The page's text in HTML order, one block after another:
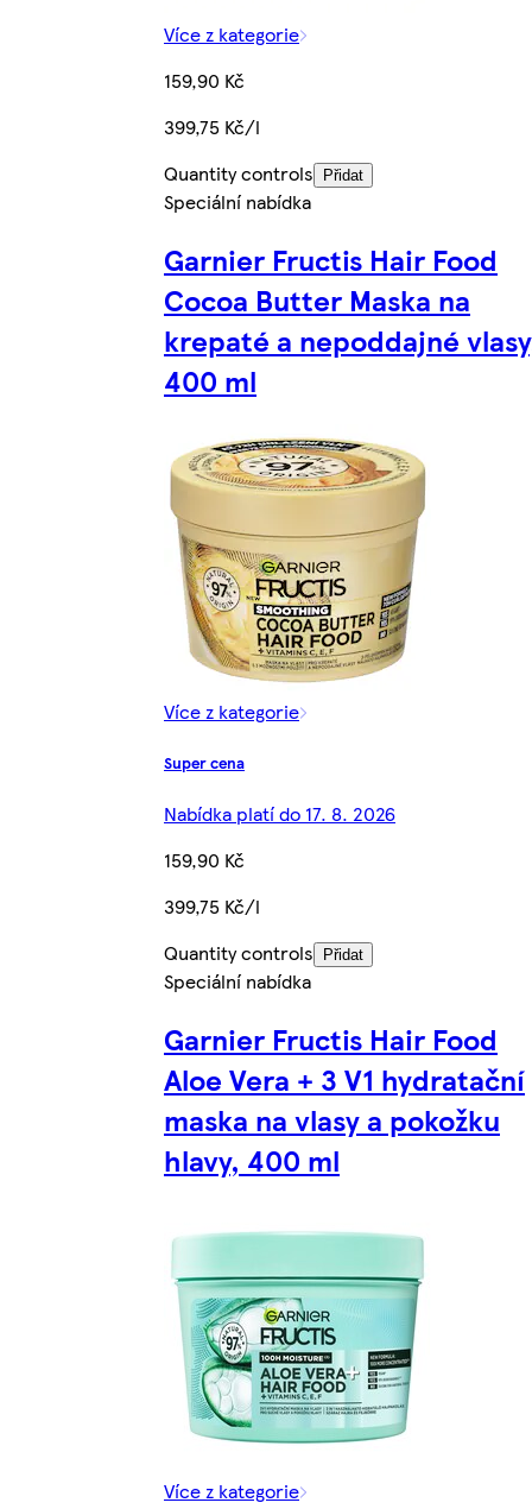
Více z kategorie
159,90 Kč
399,75 Kč/l
Quantity controls
Přidat
Speciální nabídka
Garnier Fructis Hair Food
Cocoa Butter Maska na
krepaté a nepoddajné
400 ml
Více z kategorie
Super cena
Nabídka platí do 17. 8. 2026
159,90 Kč
399,75 Kč/l
Quantity controls
Přidat
Speciální nabídka
Garnier Fructis Hair Food
Aloe Vera + 3 V1 hydratační
maska na vlasy a pokožku
hlavy, 400 ml
Více z kategorie